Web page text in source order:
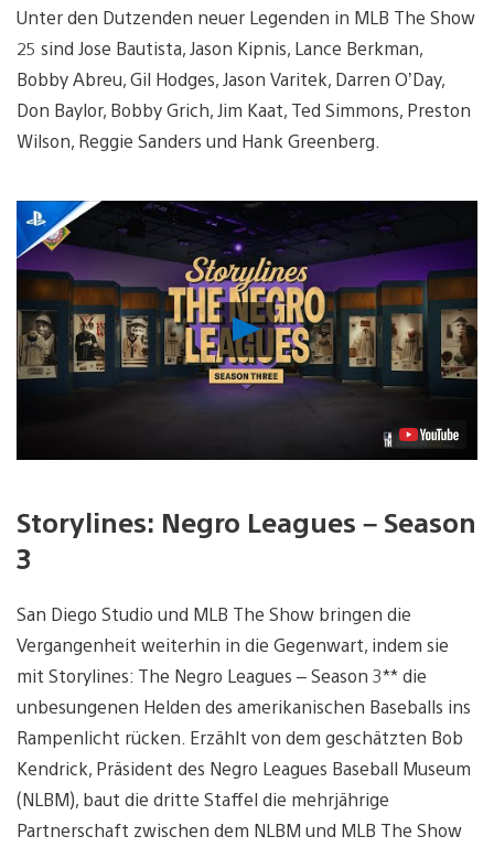
Unter den Dutzenden neuer Legenden in MLB The Show
25 sind Jose Bautista, Jason Kipnis, Lance Berkman,
Bobby Abreu, Gil Hodges, Jason Varitek, Darren O’Day,
Don Baylor, Bobby Grich, Jim Kaat, Ted Simmons, Preston
Wilson, Reggie Sanders und Hank Greenberg.
Video
abspielen
Storylines: Negro Leagues – Season
3
San Diego Studio und MLB The Show bringen die
Vergangenheit weiterhin in die Gegenwart, indem sie
mit Storylines: The Negro Leagues – Season 3** die
unbesungenen Helden des amerikanischen Baseballs ins
Rampenlicht rücken. Erzählt von dem geschätzten Bob
Kendrick, Präsident des Negro Leagues Baseball Museum
(NLBM), baut die dritte Staffel die mehrjährige
Partnerschaft zwischen dem NLBM und MLB The Show